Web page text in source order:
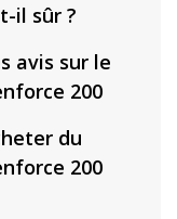
il sûr ?
avis sur le
200
du
200